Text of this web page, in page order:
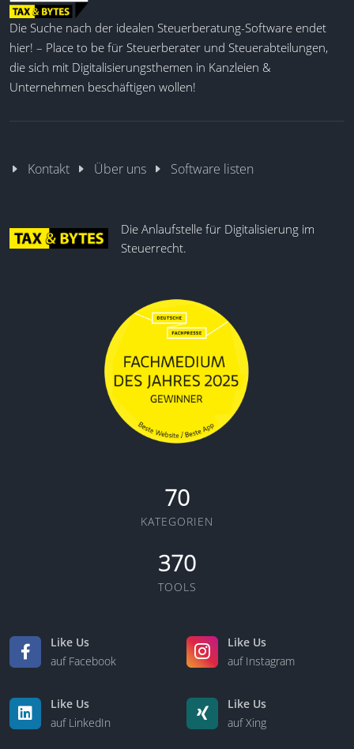
Die Suche nach der idealen Steuerberatung-Software endet
hier! – Place to be für Steuerberater und Steuerabteilungen,
die sich mit Digitalisierungsthemen in Kanzleien &
Unternehmen beschäftigen wollen!
Kontakt Über uns Software listen
Die Anlaufstelle für Digitalisierung im
Steuerrecht.
70
KATEGORIEN
370
TOOLS
Like Us
auf Facebook
Like Us
auf Instagram
Like Us
auf LinkedIn
Like Us
auf Xing